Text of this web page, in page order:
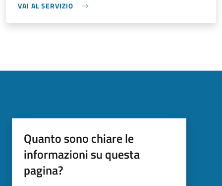
VAI AL SERVIZIO
Quanto sono chiare le
informazioni su questa
pagina?